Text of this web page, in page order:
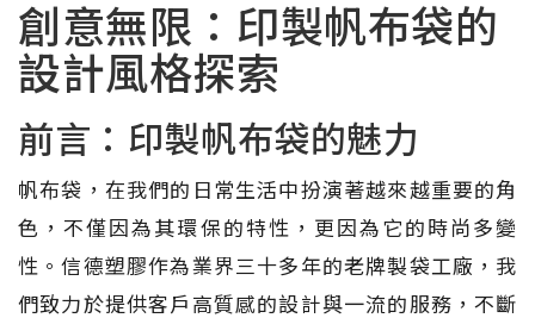
創意無限：印製帆布袋的
設計風格探索
前言：印製帆布袋的魅力
帆布袋，在我們的日常生活中扮演著越來越重要的角
色，不僅因為其環保的特性，更因為它的時尚多變
性。信德塑膠作為業界三十多年的老牌製袋工廠，我
們致力於提供客戶高質感的設計與一流的服務，不斷